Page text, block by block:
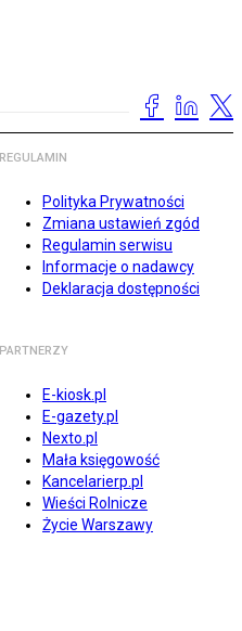
REGULAMIN
Polityka Prywatności
Zmiana ustawień zgód
Regulamin serwisu
Informacje o nadawcy
Deklaracja dostępności
PARTNERZY
E-kiosk.pl
E-gazety.pl
Nexto.pl
Mała księgowość
Kancelarierp.pl
Wieści Rolnicze
Życie Warszawy